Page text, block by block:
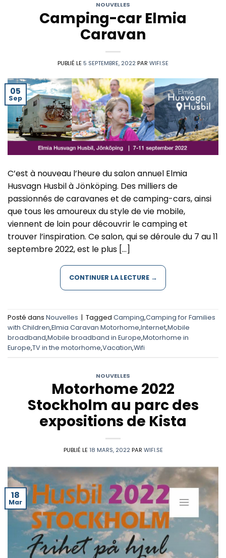
NOUVELLES
Camping-car Elmia
Caravan
PUBLIÉ LE5 SEPTEMBRE, 2022PAR WIFI.SE
05
Sep
C’est à nouveau l’heure du salon annuel Elmia
Husvagn Husbil à Jönköping. Des milliers de
passionnés de caravanes et de camping-cars, ainsi
que tous les amoureux du style de vie mobile,
viennent de loin pour découvrir le camping et
trouver l’inspiration. Ce salon, qui se déroule du 7 au 11
septembre 2022, est le plus […]
CONTINUER LA LECTURE →
Posté dans Nouvelles | Tagged Camping,Camping for Families
with Children,Elmia Caravan Motorhome,Internet,Mobile
broadband,Mobile broadband in Europe,Motorhome in
Europe,TV in the motorhome,Vacation,Wifi
NOUVELLES
Motorhome 2022
Stockholm au parc des
expositions de Kista
PUBLIÉ LE18 MARS, 2022 PAR WIFI.SE
18
Mar